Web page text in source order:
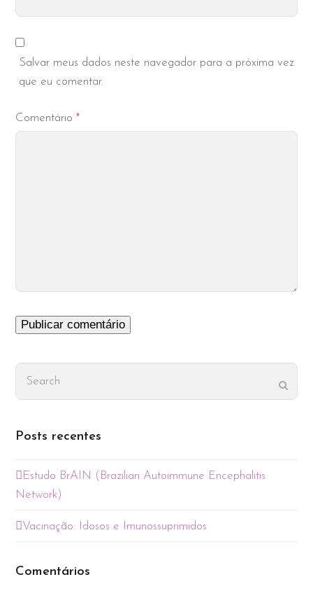
Salvar meus dados neste navegador para a próxima vez
que eu comentar.
Comentário*
Posts recentes
Estudo BrAIN (Brazilian Autoimmune Encephalitis
Network)
Vacinação: Idosos e Imunossuprimidos
Comentários